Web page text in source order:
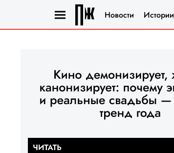
Новости Истории